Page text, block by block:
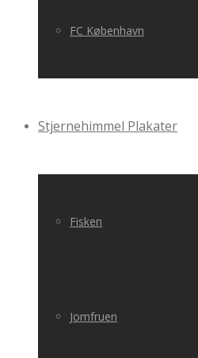
FC København
Stjernehimmel Plakater
Fisken
Jomfruen